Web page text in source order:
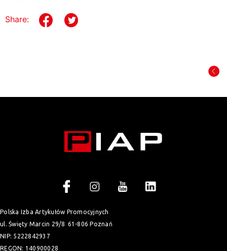
Share:
Polska Izba Artykułów Promocyjnych
ul. Święty Marcin 29/8 61-806 Poznań
NIP: 5222842937
REGON: 140900028